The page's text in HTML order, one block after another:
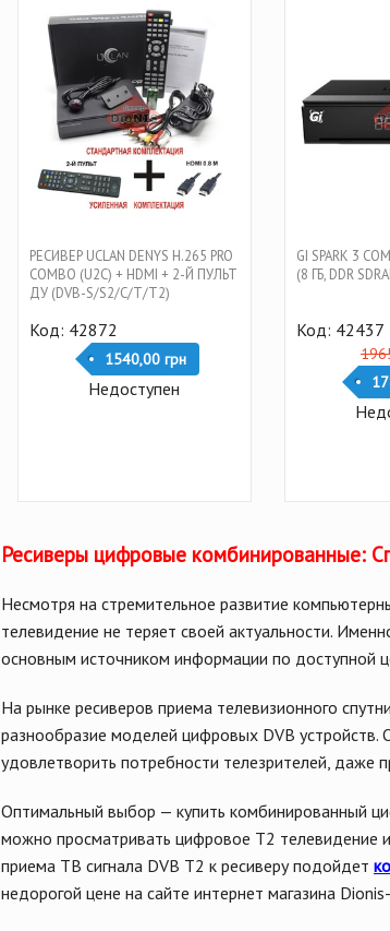
РЕСИВЕР UCLAN DENYS H.265 PRO
COMBO (U2C) + HDMI + 2-Й ПУЛЬТ
ДУ (DVB-S/S2/C/T/T2)
Код: 42872
1540,00 грн
Недоступен
GI SPARK 3
(8 ГБ, DDR
Код: 42437
Ресиверы цифровые комбинированные:
Несмотря на стремительное развитие
телевидение не теряет своей актуальности.
основным источником информации по доступной
На рынке ресиверов приема телевизионного
разнообразие моделей цифровых DVB
удовлетворить потребности телезрителей, даже
Оптимальный выбор — купить комбинированный
можно просматривать цифровое T2 телевидение
приема ТВ сигнала DVB T2 к ресиверу подойдет
недорогой цене на сайте интернет магазина